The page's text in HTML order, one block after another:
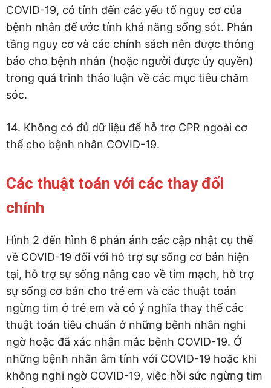
COVID-19, có tính đến các yếu tố nguy cơ của
bệnh nhân để ước tính khả năng sống sót. Phân
tầng nguy cơ và các chính sách nên được thông
báo cho bệnh nhân (hoặc người được ủy quyền)
trong quá trình thảo luận về các mục tiêu chăm
sóc.
14. Không có đủ dữ liệu để hỗ trợ CPR ngoài cơ
thể cho bệnh nhân COVID-19.
Các thuật toán với các thay đổi
chính
Hình 2 đến hình 6 phản ánh các cập nhật cụ thể
về COVID-19 đối với hỗ trợ sự sống cơ bản hiện
tại, hỗ trợ sự sống nâng cao về tim mạch, hỗ trợ
sự sống cơ bản cho trẻ em và các thuật toán
ngừng tim ở trẻ em và có ý nghĩa thay thế các
thuật toán tiêu chuẩn ở những bệnh nhân nghi
ngờ hoặc đã xác nhận mắc bệnh COVID-19. Ở
những bệnh nhân âm tính với COVID-19 hoặc khi
không nghi ngờ COVID-19, việc hồi sức ngừng tim